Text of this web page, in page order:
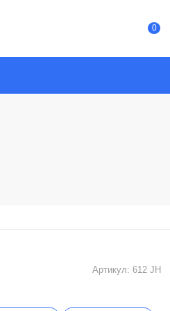
0
Артикул: 612 JH